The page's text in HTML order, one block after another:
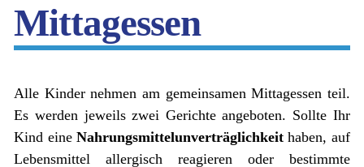
Mittagessen
Alle Kinder nehmen am gemeinsamen Mittagessen teil.
Es werden jeweils zwei Gerichte angeboten. Sollte Ihr
Kind eine Nahrungsmittelunverträglichkeit haben, auf
Lebensmittel allergisch reagieren oder bestimmte